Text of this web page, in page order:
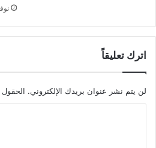
اترك تعليقاً
لن يتم نشر عنوان بريدك الإلكتروني. الحقول